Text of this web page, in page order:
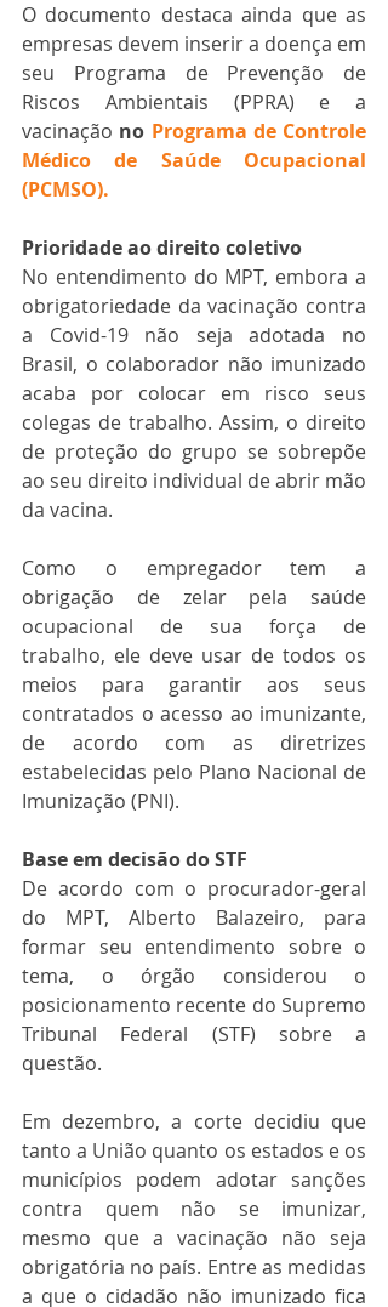
O documento destaca ainda que as
empresas devem inserir a doença em
seu Programa de Prevenção de
Riscos Ambientais (PPRA) e a
vacinação no Programa de Controle
Médico de Saúde Ocupacional
(PCMSO).
Prioridade ao direito coletivo
No entendimento do MPT, embora a
obrigatoriedade da vacinação contra
a Covid-19 não seja adotada no
Brasil, o colaborador não imunizado
acaba por colocar em risco seus
colegas de trabalho. Assim, o direito
de proteção do grupo se sobrepõe
ao seu direito individual de abrir mão
da vacina.
Como o empregador tem a
obrigação de zelar pela saúde
ocupacional de sua força de
trabalho, ele deve usar de todos os
meios para garantir aos seus
contratados o acesso ao imunizante,
de acordo com as diretrizes
estabelecidas pelo Plano Nacional de
Imunização (PNI).
Base em decisão do STF
De acordo com o procurador-geral
do MPT, Alberto Balazeiro, para
formar seu entendimento sobre o
tema, o órgão considerou o
posicionamento recente do Supremo
Tribunal Federal (STF) sobre a
questão.
Em dezembro, a corte decidiu que
tanto a União quanto os estados e os
municípios podem adotar sanções
contra quem não se imunizar,
mesmo que a vacinação não seja
obrigatória no país. Entre as medidas
a que o cidadão não imunizado fica